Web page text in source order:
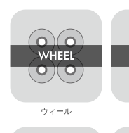
ウィール